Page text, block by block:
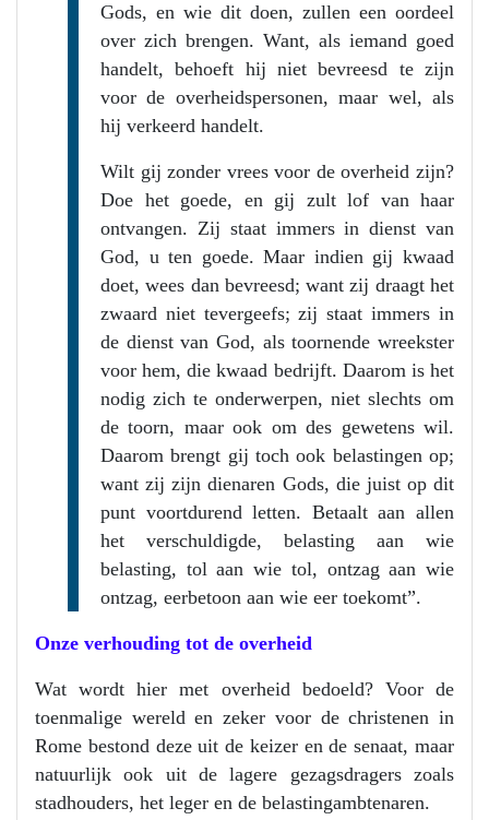
Gods, en wie dit doen, zullen een oordeel
over zich brengen. Want, als iemand goed
handelt, behoeft hij niet bevreesd te zijn
voor de overheidspersonen, maar wel, als
hij verkeerd handelt.
Wilt gij zonder vrees voor de overheid zijn?
Doe het goede, en gij zult lof van haar
ontvangen. Zij staat immers in dienst van
God, u ten goede. Maar indien gij kwaad
doet, wees dan bevreesd; want zij draagt het
zwaard niet tevergeefs; zij staat immers in
de dienst van God, als toornende wreekster
voor hem, die kwaad bedrijft. Daarom is het
nodig zich te onderwerpen, niet slechts om
de toorn, maar ook om des gewetens wil.
Daarom brengt gij toch ook belastingen op;
want zij zijn dienaren Gods, die juist op dit
punt voortdurend letten. Betaalt aan allen
het verschuldigde, belasting aan wie
belasting, tol aan wie tol, ontzag aan wie
ontzag, eerbetoon aan wie eer toekomt”.
Onze verhouding tot de overheid
Wat wordt hier met overheid bedoeld? Voor de
toenmalige wereld en zeker voor de christenen in
Rome bestond deze uit de keizer en de senaat, maar
natuurlijk ook uit de lagere gezagsdragers zoals
stadhouders, het leger en de belastingambtenaren.